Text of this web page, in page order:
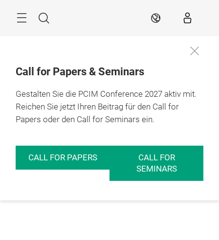
Suche DE
Call for Papers & Seminars
Gestalten Sie die PCIM Conference 2027 aktiv mit.
Reichen Sie jetzt Ihren Beitrag für den Call for
Papers oder den Call for Seminars ein.
CALL FOR PAPERS
CALL FOR
SEMINARS